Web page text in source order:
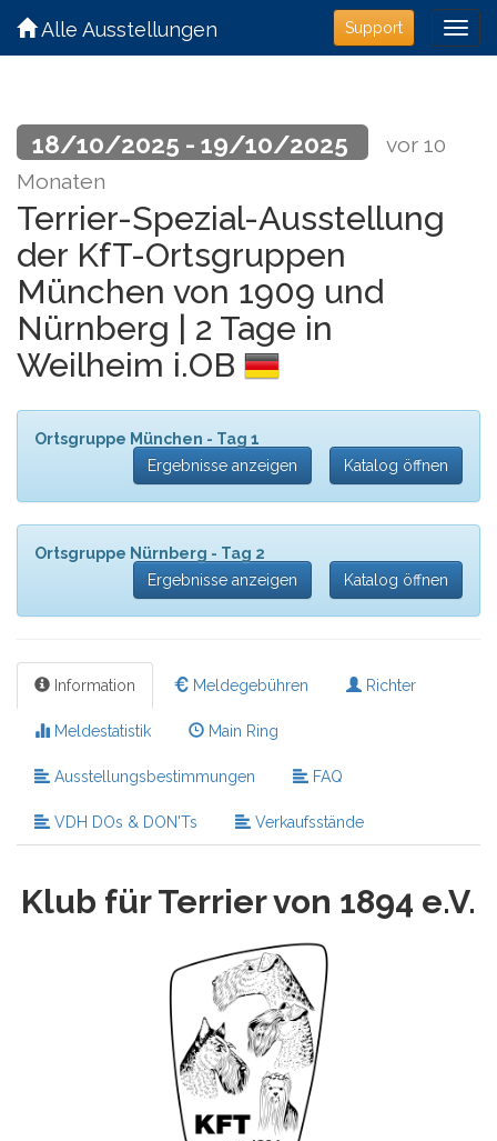
Support
Alle Ausstellungen
18/10/2025 - 19/10/2025
vor 10
Monaten
Terrier-Spezial-Ausstellung
der KfT-Ortsgruppen
München von 1909 und
Nürnberg | 2 Tage in
Weilheim i.OB
Ortsgruppe München - Tag 1
Ergebnisse anzeigen
Katalog öffnen
Ortsgruppe Nürnberg - Tag 2
Ergebnisse anzeigen
Katalog öffnen
Information Meldegebühren Richter
Meldestatistik Main Ring
Ausstellungsbestimmungen FAQ
VDH DOs & DON'Ts Verkaufsstände
Klub für Terrier von 1894 e.V.